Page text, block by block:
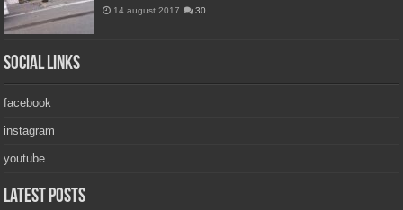
14 august 2017 30
Social Links
facebook
instagram
youtube
Latest Posts